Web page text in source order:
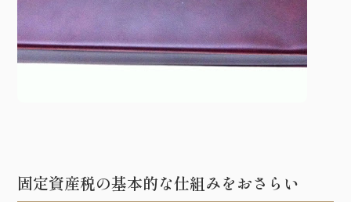
固定資産税の基本的な仕組みをおさらい